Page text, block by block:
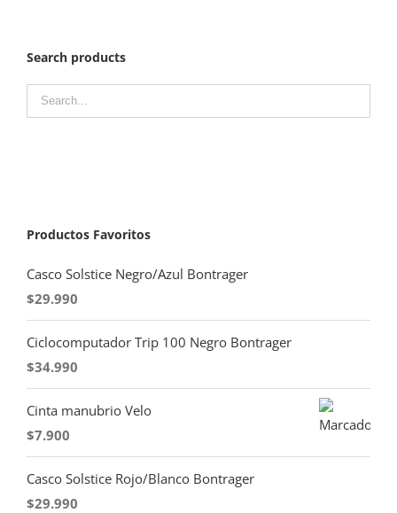
Search products
Productos Favoritos
Casco Solstice Negro/Azul Bontrager
$29.990
Ciclocomputador Trip 100 Negro Bontrager
$34.990
Cinta manubrio Velo
$7.900
Casco Solstice Rojo/Blanco Bontrager
$29.990